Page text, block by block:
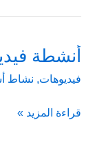
أنشطة
فيديوهات, نشاط
أنشطة
قراءة المزيد »